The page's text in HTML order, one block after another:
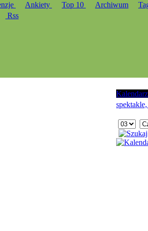
Ankiety Top 10 Archiwum
Rss
Kalendarz